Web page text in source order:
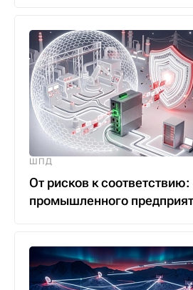
ШПД
От рисков к
промышленного